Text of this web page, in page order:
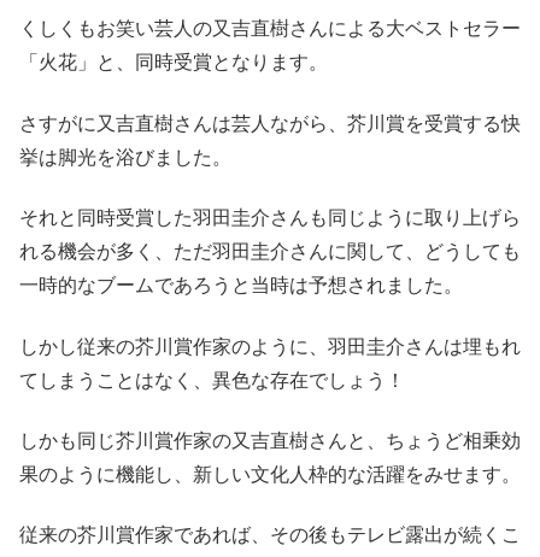
くしくもお笑い芸人の又吉直樹さんによる大ベストセラー
「火花」と、同時受賞となります。
さすがに又吉直樹さんは芸人ながら、芥川賞を受賞する快
挙は脚光を浴びました。
それと同時受賞した羽田圭介さんも同じように取り上げら
れる機会が多く、ただ羽田圭介さんに関して、どうしても
一時的なブームであろうと当時は予想されました。
しかし従来の芥川賞作家のように、羽田圭介さんは埋もれ
てしまうことはなく、異色な存在でしょう！
しかも同じ芥川賞作家の又吉直樹さんと、ちょうど相乗効
果のように機能し、新しい文化人枠的な活躍をみせます。
従来の芥川賞作家であれば、その後もテレビ露出が続くこ